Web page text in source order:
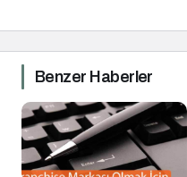
Benzer Haberler